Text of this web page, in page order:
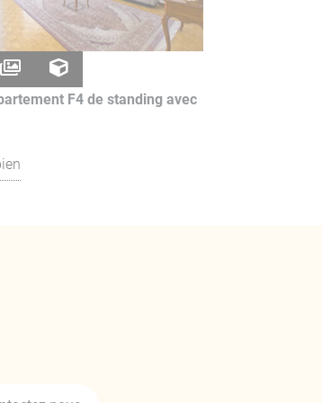
F4 de standing avec